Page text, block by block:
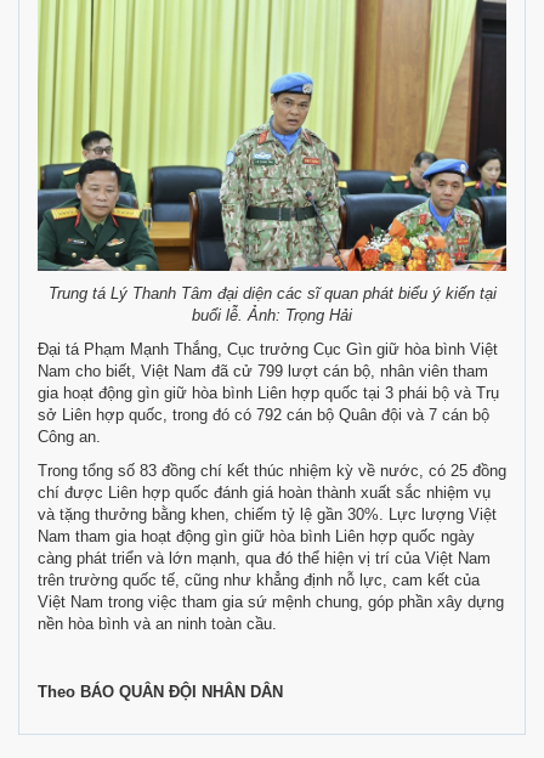
Trung tá Lý Thanh Tâm đại diện các sĩ quan phát biểu ý kiến tại
buổi lễ. Ảnh: Trọng Hải
Đại tá Phạm Mạnh Thắng, Cục trưởng Cục Gìn giữ hòa bình Việt
Nam cho biết, Việt Nam đã cử 799 lượt cán bộ, nhân viên tham
gia hoạt động gìn giữ hòa bình Liên hợp quốc tại 3 phái bộ và Trụ
sở Liên hợp quốc, trong đó có 792 cán bộ Quân đội và 7 cán bộ
Công an.
Trong tổng số 83 đồng chí kết thúc nhiệm kỳ về nước, có 25 đồng
chí được Liên hợp quốc đánh giá hoàn thành xuất sắc nhiệm vụ
và tặng thưởng bằng khen, chiếm tỷ lệ gần 30%. Lực lượng Việt
Nam tham gia hoạt động gìn giữ hòa bình Liên hợp quốc ngày
càng phát triển và lớn mạnh, qua đó thể hiện vị trí của Việt Nam
trên trường quốc tế, cũng như khẳng định nỗ lực, cam kết của
Việt Nam trong việc tham gia sứ mệnh chung, góp phần xây dựng
nền hòa bình và an ninh toàn cầu.
Theo BÁO QUÂN ĐỘI NHÂN DÂN